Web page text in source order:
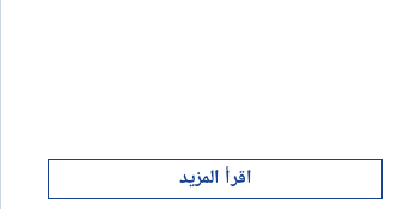
إستعراض شركة اقرأ المزيد